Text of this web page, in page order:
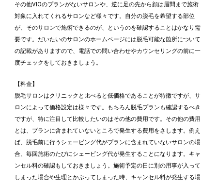
その他VIOのプランがないサロンや、逆に足の先から顔は眉間まで施術
対象に入れてくれるサロンなど様々です。自分の脱毛を希望する部位
が、そのサロンで施術できるのが、というのを確認することはかなり需
要です。だいたいのサロンのホームページには脱毛可能な箇所について
の記載がありますので、電話での問い合わせやカウンセリングの前に一
度チェックをしておきましょう。
【料金】
脱毛サロンはクリニックと比べると低価格であることが特徴ですが、サ
ロンによって価格設定は様々です。もちろん脱毛プランも確認するべき
ですが、特に注目して比較したいのはその他の費用です。その他の費用
とは、プランに含まれていないところで発生する費用をさします。例え
ば、脱毛前に行うシェービング代がプランに含まれていないサロンの場
合、毎回施術のたびにシェービング代が発生することになります。キャ
ンセル料の確認もしておきましょう。施術予定の日に別の用事が入って
しまった場合や生理とかぶってしまった時、キャンセル料が発生する場